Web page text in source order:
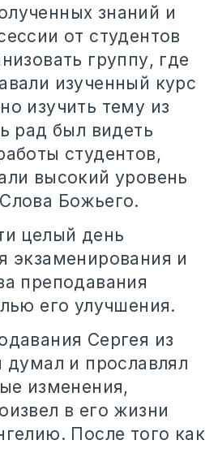
знаний и
от студентов
группу, где
изученный курс
изучить тему из
рад был видеть
студентов,
высокий уровень
Божьего.
целый день
экзаменирования и
преподавания
его улучшения.
Сергея из
думал и прославлял
изменения,
в его жизни
После того как